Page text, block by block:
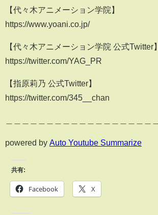
【代々木アニメーション学院】
https://www.yoani.co.jp/
【代々木アニメーション学院 公式Twitter】
https://twitter.com/YAG_PR
【指原莉乃 公式Twitter】
https://twitter.com/345__chan
powered by Auto Youtube Summarize
共有:
Facebook X